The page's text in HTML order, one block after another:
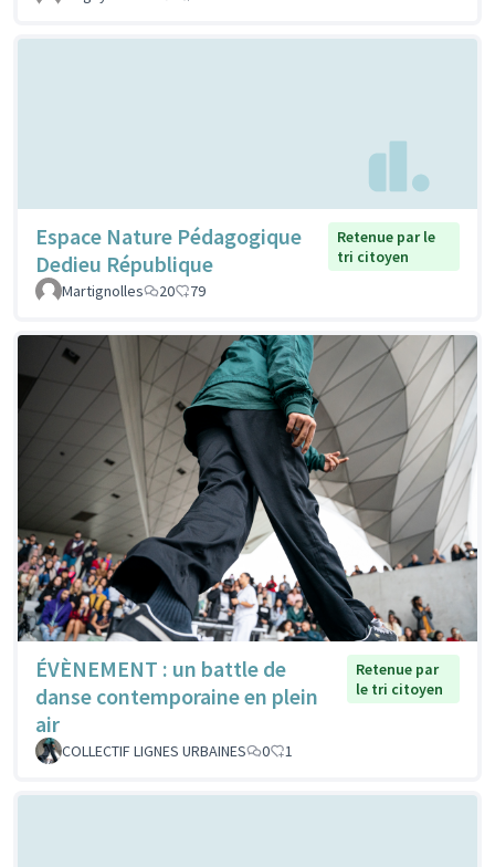
Espace Nature Pédagogique
Dedieu République
Retenue par le
tri citoyen
Martignolles
20 79
ÉVÈNEMENT : un battle de
danse contemporaine en plein
air
Retenue par
le tri citoyen
COLLECTIF LIGNES URBAINES 0 1